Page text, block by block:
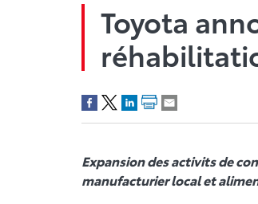
Toyota
Expansion des activits de
manufacturier local et